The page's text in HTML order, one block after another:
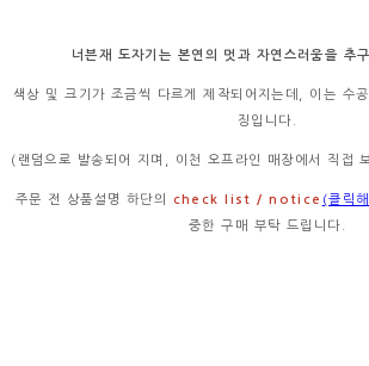
너븐재 도자기는 본연의 멋과 자연스러움을 추
색상 및 크기가 조금씩 다르게 제작되어지는데, 이는 수
징입니다.
(랜덤으로 발송되어 지며, 이천 오프라인 매장에서 직접
주문 전 상품설명 하단의 check list / notice (클릭
중한 구매 부탁 드립니다.